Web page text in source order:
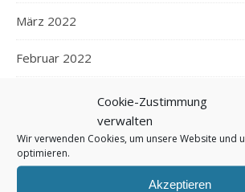
Cookie-Zustimmung
verwalten
Wir verwenden Cookies, um unsere Website und
optimieren.
Akzeptieren
März 2022
Februar 2022
Dezember 2021
November 2021